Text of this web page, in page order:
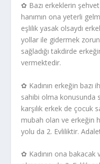
✿ Bazı erkeklerin
hanımın ona yeterli
eşlilik yasak olsaydı
yollar ile gidermek
sağladığı takdirde
vermektedir.
✿ Kadının erkeğin bazı
sahibi olma konusunda
karşılık erkek de çocuk
mubah olan ve erkeğin
yolu da 2. Evliliktir.
✿ Kadının ona bakacak